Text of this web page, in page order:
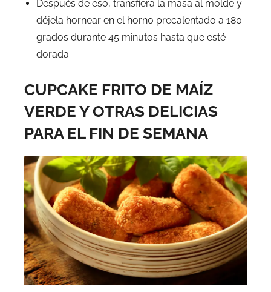
Después de eso, transfiera la masa al molde y
déjela hornear en el horno precalentado a 180
grados durante 45 minutos hasta que esté
dorada.
CUPCAKE FRITO DE MAÍZ
VERDE Y OTRAS DELICIAS
PARA EL FIN DE SEMANA